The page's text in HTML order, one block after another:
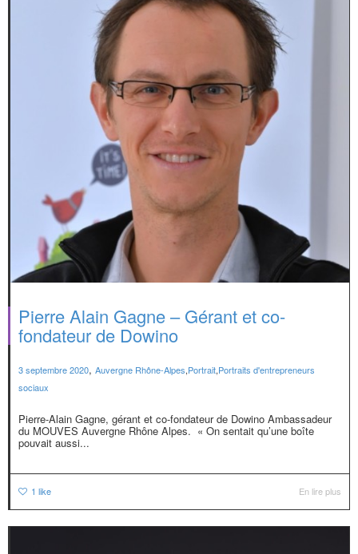
Pierre Alain Gagne – Gérant et co-
fondateur de Dowino
3 septembre 2020, Auvergne Rhône-Alpes,Portrait,Portraits d'entrepreneurs
sociaux
Pierre-Alain Gagne, gérant et co-fondateur de Dowino Ambassadeur
du MOUVES Auvergne Rhône Alpes. « On sentait qu’une boîte
pouvait aussi...
1 like En lire plus